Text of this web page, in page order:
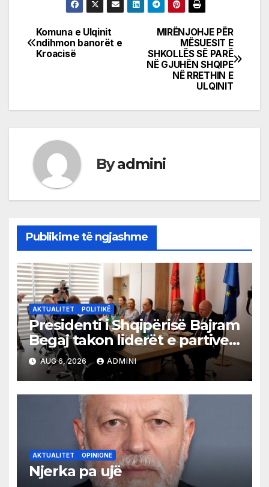
Post
navigation
MIRËNJOHJE PËR
MËSUESIT E
SHKOLLËS SË PARË
NË GJUHËN SHQIPE
NË RRETHIN E
ULQINIT
Komuna e Ulqinit
ndihmon banorët e
Kroacisë
Byadmini
Publikime të ngjashme
AKTUALITET POLITIKË
Presidenti i Shqipërisë Bajram
Begaj takon liderët e partive
shqiptare në Ulqin
AUG 6, 2026 ADMINI
AKTUALITET OPINIONE
Njerka pa ujë